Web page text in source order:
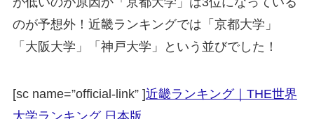
のが予想外！近畿ランキングでは「京都大学」
「大阪大学」「神戸大学」という並びでした！
[sc name=”official-link” ]近畿ランキング｜THE世界
大学ランキング 日本版